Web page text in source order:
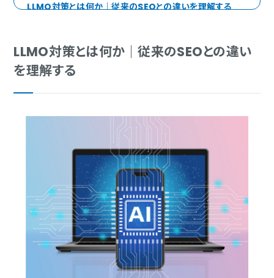
LLMO対策とは何か｜従来のSEOとの違いを理解する
SEO・MEO・LLMO・AIO・GEOの違い
AI時代の新しい購買行動モデル「AIMA5」とは
LLMO対策で得られる具体的なメリット
競合優位性の確立
LLMO対策の具体的な実践方法
コンテンツ面での対策
技術面での対策
群馬でLLMO対策業者を選ぶ際のチェックポイント
SEOの実績と知見があるか
対応範囲を明確にしているか
LLMO対策とは何か｜従来のSEOとの違い
を理解する